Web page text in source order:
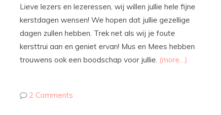
Lieve lezers en lezeressen, wij willen jullie hele fijne
kerstdagen wensen! We hopen dat jullie gezellige
dagen zullen hebben. Trek net als wij je foute
kersttrui aan en geniet ervan! Mus en Mees hebben
trouwens ook een boodschap voor jullie. (more…)
2 Comments